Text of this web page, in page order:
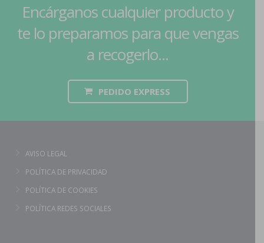
Encárganos cualquier producto y
te lo preparamos para que vengas
a recogerlo...
PEDIDO EXPRESS
AVISO LEGAL
POLÍTICA DE PRIVACIDAD
POLÍTICA DE COOKIES
POLÍTICA REDES SOCIALES